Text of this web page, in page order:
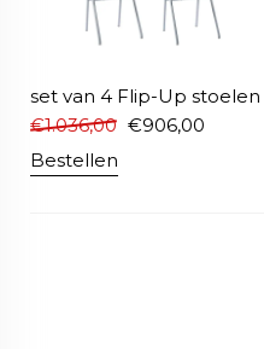
set van 4 Flip-Up stoelen
€1.036,00 €906,00
Bestellen